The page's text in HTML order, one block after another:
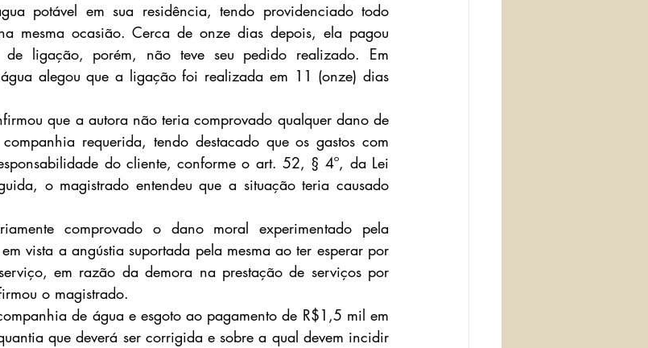
potável em sua residência, tendo providenciado todo
mesma ocasião. Cerca de onze dias depois, ela pagou
ligação, porém, não teve seu pedido realizado. Em
alegou que a ligação foi realizada em 11 (onze) dias
que a autora não teria comprovado qualquer dano de
requerida, tendo destacado que os gastos com
do cliente, conforme o art. 52, § 4º, da Lei
o magistrado entendeu que a situação teria causado
comprovado o dano moral experimentado pela
vista a angústia suportada pela mesma ao ter esperar por
em razão da demora na prestação de serviços por
o magistrado.
de água e esgoto ao pagamento de R$1,5 mil em
que deverá ser corrigida e sobre a qual devem incidir